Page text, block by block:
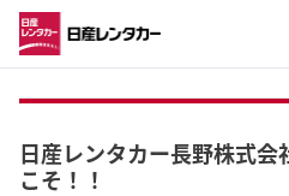
日産レンタカー長野株式会
こそ！！